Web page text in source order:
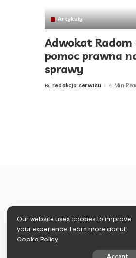
Artykuły
Adwokat Radom
pomoc prawna
sprawy
Posted
By redakcja serwisu 4 Min
Our website uses cookies to improve
your experience. Learn more about:
Cookie Policy
Accept